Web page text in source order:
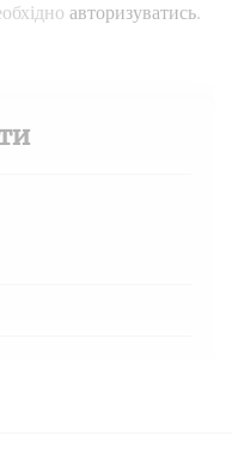
авторизуватись.